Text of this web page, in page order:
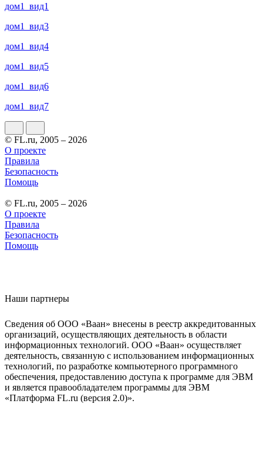
дом1_вид1
дом1_вид3
дом1_вид4
дом1_вид5
дом1_вид6
дом1_вид7
© FL.ru, 2005 – 2026
О проекте
Правила
Безопасность
Помощь
© FL.ru, 2005 – 2026
О проекте
Правила
Безопасность
Помощь
Наши партнеры
Сведения об ООО «Ваан» внесены в реестр аккредитованных
организаций, осуществляющих деятельность в области
информационных технологий. ООО «Ваан» осуществляет
деятельность, связанную с использованием информационных
технологий, по разработке компьютерного программного
обеспечения, предоставлению доступа к программе для ЭВМ
и является правообладателем программы для ЭВМ
«Платформа FL.ru (версия 2.0)».